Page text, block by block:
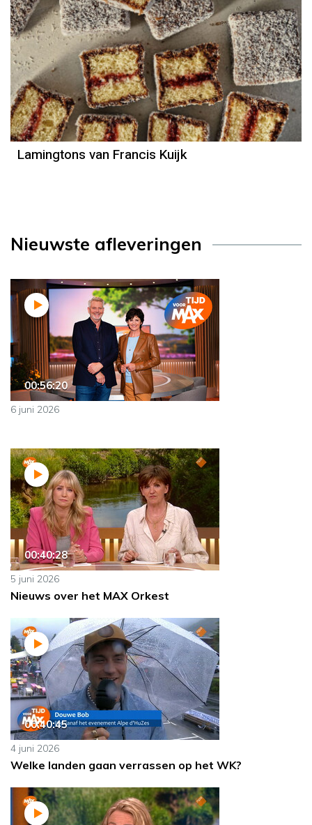
Lamingtons van Francis Kuijk
Nieuwste afleveringen
00:56:20
6 juni 2026
00:40:28
5 juni 2026
Nieuws over het MAX Orkest
00:40:45
4 juni 2026
Welke landen gaan verrassen op het WK?